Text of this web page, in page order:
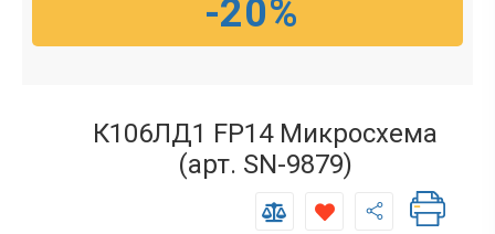
-20%
К106ЛД1 FP14 Микросхема
(арт. SN-9879)